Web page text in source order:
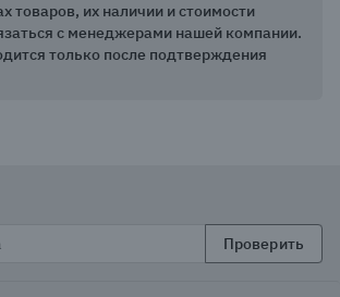
товаров, их наличии и стоимости
с менеджерами нашей компании.
только после подтверждения
Проверить